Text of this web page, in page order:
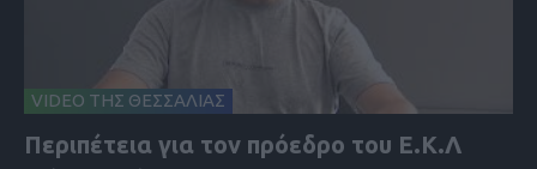
VIDEO ΤΗΣ ΘΕΣΣΑΛΙΑΣ
Περιπέτεια για τον πρόεδρο του Ε.Κ.Λ